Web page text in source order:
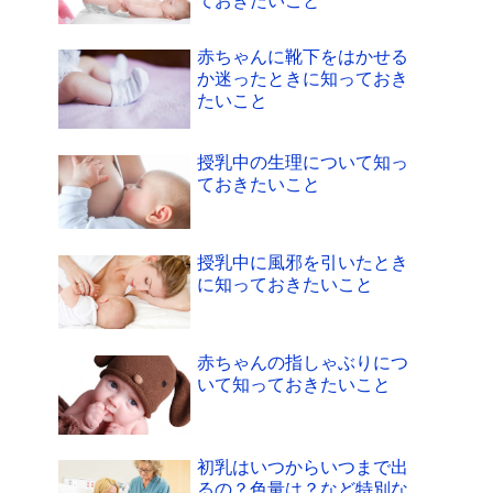
赤ちゃんに靴下をはかせる
か迷ったときに知っておき
たいこと
授乳中の生理について知っ
ておきたいこと
授乳中に風邪を引いたとき
に知っておきたいこと
赤ちゃんの指しゃぶりにつ
いて知っておきたいこと
初乳はいつからいつまで出